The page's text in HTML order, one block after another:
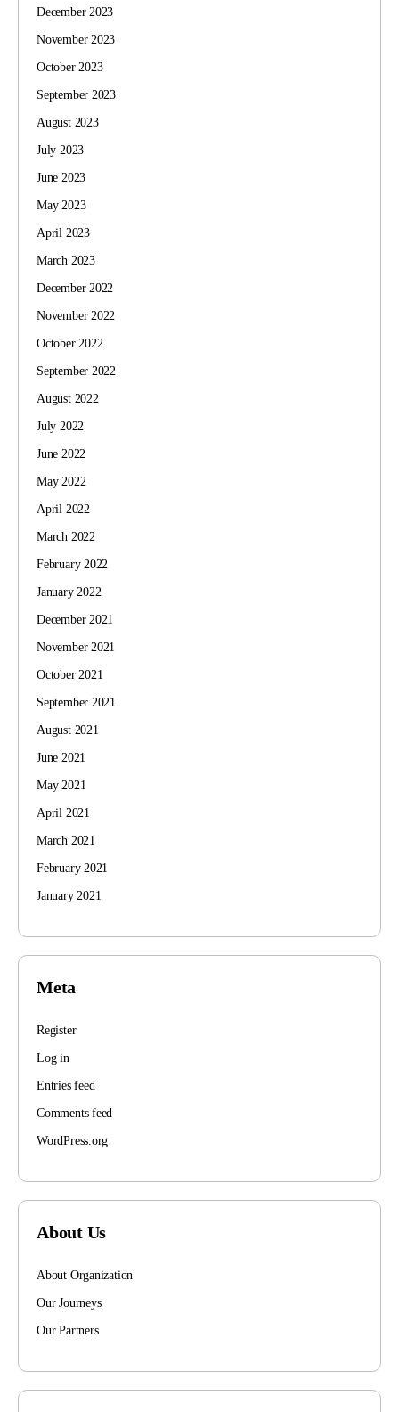
December 2023
November 2023
October 2023
September 2023
August 2023
July 2023
June 2023
May 2023
April 2023
March 2023
December 2022
November 2022
October 2022
September 2022
August 2022
July 2022
June 2022
May 2022
April 2022
March 2022
February 2022
January 2022
December 2021
November 2021
October 2021
September 2021
August 2021
June 2021
May 2021
April 2021
March 2021
February 2021
January 2021
Meta
Register
Log in
Entries feed
Comments feed
WordPress.org
About Us
About Organization
Our Journeys
Our Partners